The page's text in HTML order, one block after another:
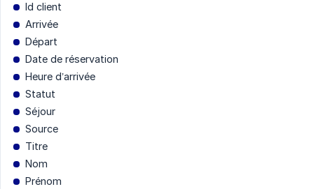
Id client
Arrivée
Départ
Date de réservation
Heure d’arrivée
Statut
Séjour
Source
Titre
Nom
Prénom